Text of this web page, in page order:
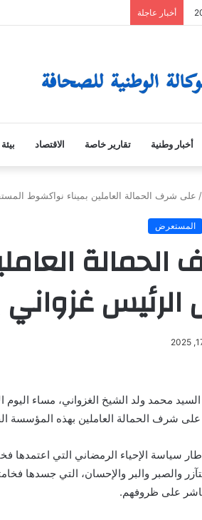
أخبار عاجلة
أخبار وطنية تقارير خاصة الاقتصاد بيئة
/ على شرف الحمالة العاملين بميناء نواكشوط
المستعرض
محمد ولد الشيخ الغزواني، مساء اليوم
على شرف الحمالة العاملين بهذه المؤسسة
سياسة الإحياء الرمضاني التي
والصبر والبر والإحسان، التي جسدها
على ظروفهم.